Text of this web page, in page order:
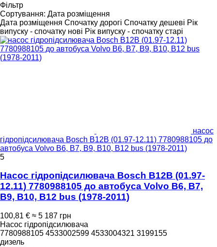
Фільтр
Сортування: Дата розміщення
Дата розміщення Спочатку дорогі Спочатку дешеві Рік
випуску - спочатку нові Рік випуску - спочатку старі
насос
гідропідсилювача Bosch B12B (01.97-12.11) 7780988105 до
автобуса Volvo B6, B7, B9, B10, B12 bus (1978-2011)
5
Насос гідропідсилювача Bosch B12B (01.97-
12.11) 7780988105 до автобуса Volvo B6, B7,
B9, B10, B12 bus (1978-2011)
100,81 € ≈ 5 187 грн
Насос гідропідсилювача
7780988105 4533002599 4533004321 3199155
дизель